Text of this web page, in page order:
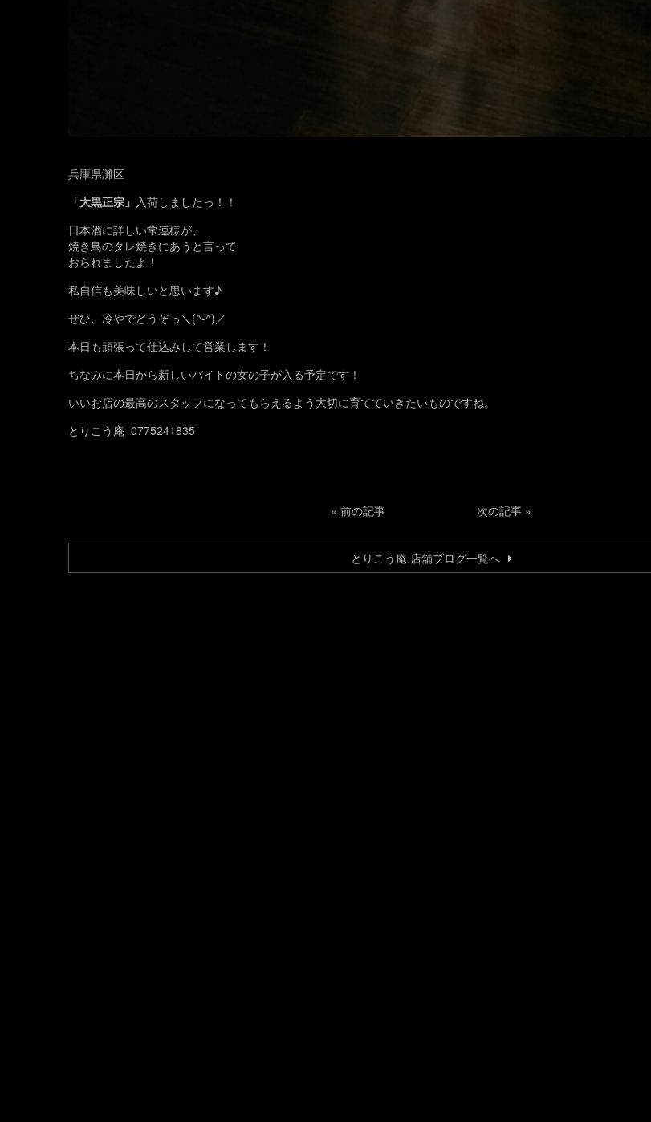
兵庫県灘区
「大黒正宗」 入荷しましたっ！！
日本酒に詳しい常連様が、
焼き鳥のタレ焼きにあうと言って
おられましたよ！
私自信も美味しいと思います♪
ぜひ、冷やでどうぞっ＼(^-^)／
本日も頑張って仕込みして営業します！
ちなみに本日から新しいバイトの女の子が入る予定です！
いいお店の最高のスタッフになってもらえるよう大切に育てていきたいものですね。
とりこう庵 0775241835
« 前の記事 次の記事 »
とりこう庵 店舗ブログ一覧へ